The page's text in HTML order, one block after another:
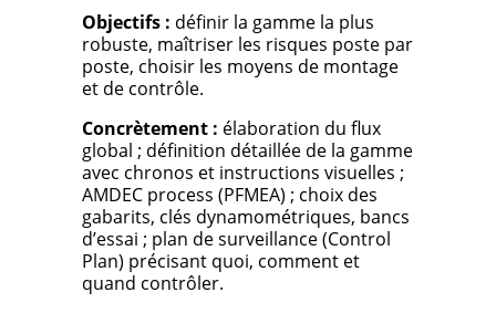
Objectifs : définir la gamme la plus
robuste, maîtriser les risques poste par
poste, choisir les moyens de montage
et de contrôle.
Concrètement : élaboration du flux
global ; définition détaillée de la gamme
avec chronos et instructions visuelles ;
AMDEC process (PFMEA) ; choix des
gabarits, clés dynamométriques, bancs
d’essai ; plan de surveillance (Control
Plan) précisant quoi, comment et
quand contrôler.